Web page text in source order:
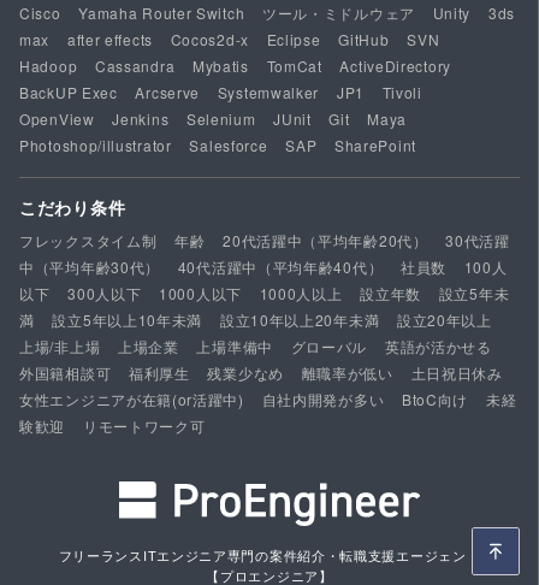
Cisco
Yamaha Router Switch ツール・ミドルウェア Unity
3ds
max
after effects Cocos2d-x Eclipse GitHub
SVN
Hadoop
Cassandra Mybatis TomCat
ActiveDirectory
BackUP Exec
Arcserve Systemwalker JP1
Tivoli
OpenView
Jenkins Selenium JUnit Git
Maya
Photoshop/illustrator
Salesforce SAP SharePoint
こだわり条件
フレックスタイム制 年齢 20代活躍中（平均年齢20代）
30代活躍
中（平均年齢30代）
40代活躍中（平均年齢40代） 社員数
100人
以下
300人以下 1000人以下 1000人以上 設立年数
設立5年未
満
設立5年以上10年未満 設立10年以上20年未満
設立20年以上
上場/非上場
上場企業 上場準備中 グローバル
英語が活かせる
外国籍相談可
福利厚生 残業少なめ 離職率が低い
土日祝日休み
女性エンジニアが在籍(or活躍中)
自社内開発が多い BtoC向け
未経
験歓迎
リモートワーク可
フリーランスITエンジニア専門の案件紹介・転職支援エージェント
【プロエンジニア】